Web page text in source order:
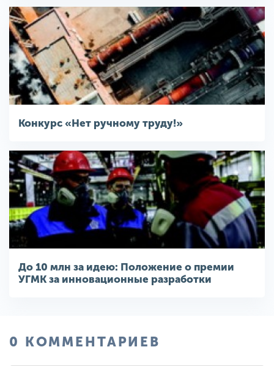
Конкурс «Нет ручному труду!»
До 10 млн за идею: Положение о премии
УГМК за инновационные разработки
0 КОММЕНТАРИЕВ